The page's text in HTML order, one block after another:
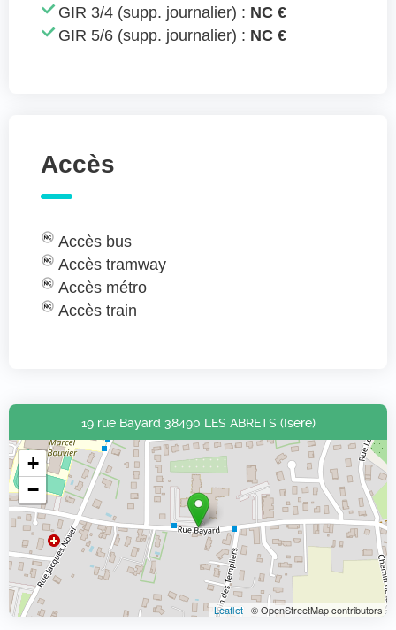
GIR 3/4 (supp. journalier) : NC €
GIR 5/6 (supp. journalier) : NC €
Accès
Accès bus
Accès tramway
Accès métro
Accès train
19 rue Bayard 38490 LES ABRETS (Isère)
+
−
Leaflet | © OpenStreetMap contributors